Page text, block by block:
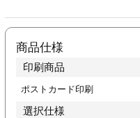
商品仕様
印刷商品
ポストカード印刷
選択仕様